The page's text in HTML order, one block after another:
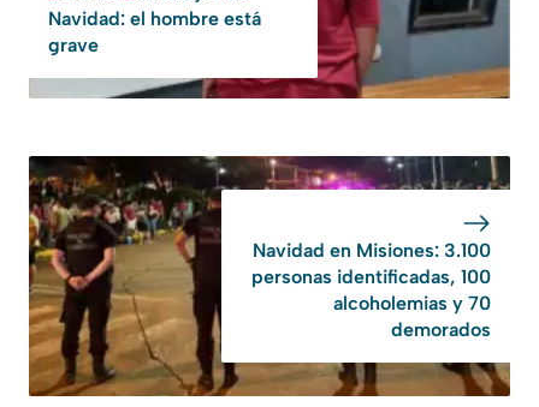
Navidad: el hombre está
grave
Navidad en Misiones: 3.100
personas identificadas, 100
alcoholemias y 70
demorados